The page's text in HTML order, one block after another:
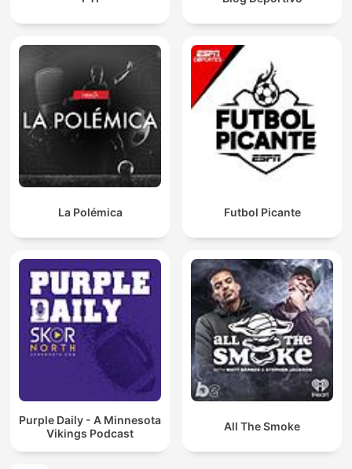
La Polémica Futbol Picante
Purple Daily - A Minnesota
Vikings Podcast
All The Smoke